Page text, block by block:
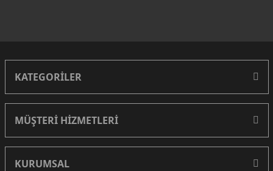
KATEGORİLER
MÜŞTERİ HİZMETLERİ
KURUMSAL